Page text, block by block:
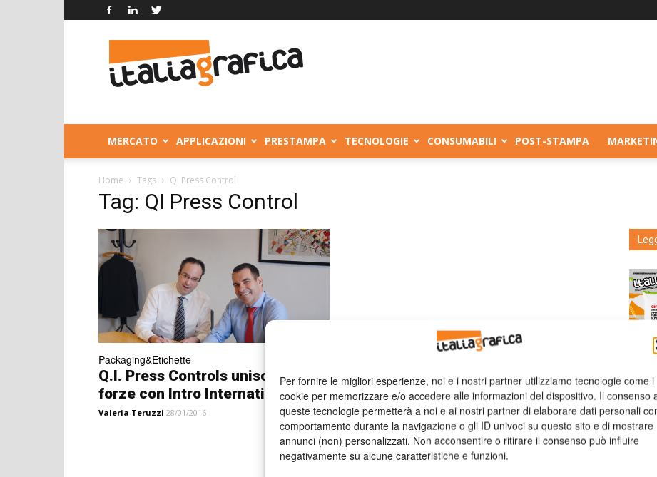
Per fornire le migliori esperienze, noi e i nostri partner utilizziamo tecnologie come i
cookie per memorizzare e/o accedere alle informazioni del dispositivo. Il consenso
queste tecnologie permetterà a noi e ai nostri partner di elaborare dati personali
comportamento durante la navigazione o gli ID univoci su questo sito e di mostrare
annunci (non) personalizzati. Non acconsentire o ritirare il consenso può influire
negativamente su alcune caratteristiche e funzioni.
Grafica
MERCATO APPLICAZIONI PRESTAMPA TECNOLOGIE CONSUMABILI POST-STAMPA
Home Tags QI Press Control
Tag: QI Press Control
Packaging&Etichette
Q.I. Press Controls unisce le
forze con Intro International
Valeria Teruzzi 28/01/2016
n.2 -